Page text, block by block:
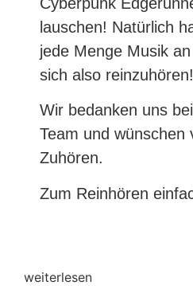
lauschen! Natürlich
jede Menge Musik
sich also
Wir bedanken uns
Team und wünschen
Zuhören.
Zum Reinhören
weiterlesen